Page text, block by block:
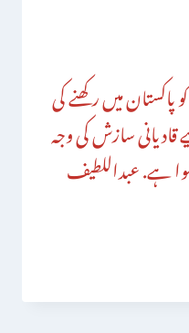
پاکستان میں رکھنے کی
قادیانی سازش کی وجہ
ہے. عبداللطیف